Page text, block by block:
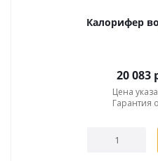
Калорифер
20 083
Цена
Гарантия